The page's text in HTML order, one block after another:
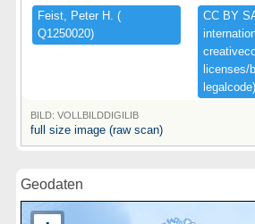
Feist,​ ​Peter ​H.​ ​(​
Q1250020)​
CC ​BY
licenses/​
legalcode)​
BILD: VOLLBILDDIGILIB
full size image (raw scan)
Geodaten